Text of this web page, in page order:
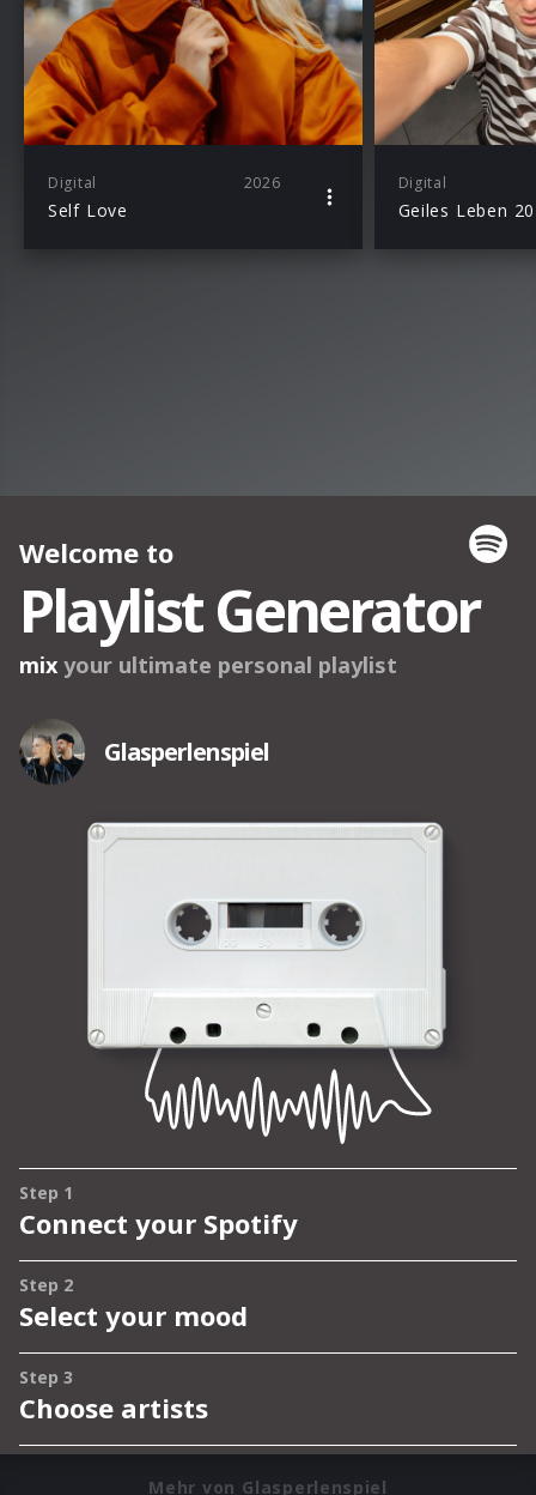
Digital 2026
Self Love
Digital
Geiles Leben
Mehr von Glasperlenspiel